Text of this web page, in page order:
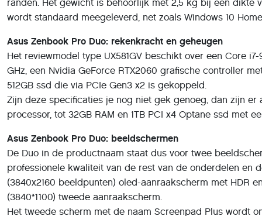
randen. Het gewicht is behoorlijk met 2,5 kg bij een dikte
wordt standaard meegeleverd, net zoals Windows 10
Asus Zenbook Pro Duo: rekenkracht en geheugen
Het reviewmodel type UX581GV beschikt over een Core
GHz, een Nvidia GeForce RTX2060 grafische controller
512GB ssd die via PCIe Gen3 x2 is gekoppeld.
Zijn deze specificaties je nog niet gek genoeg, dan zijn
processor, tot 32GB RAM en 1TB PCI x4 Optane ssd met
Asus Zenbook Pro Duo: beeldschermen
De Duo in de productnaam staat dus voor twee
professionele kwaliteit van de rest van de onderdelen en
(3840x2160 beeldpunten) oled-aanraakscherm met HDR
(3840*1100) tweede aanraakscherm.
Het tweede scherm met de naam Screenpad Plus wordt